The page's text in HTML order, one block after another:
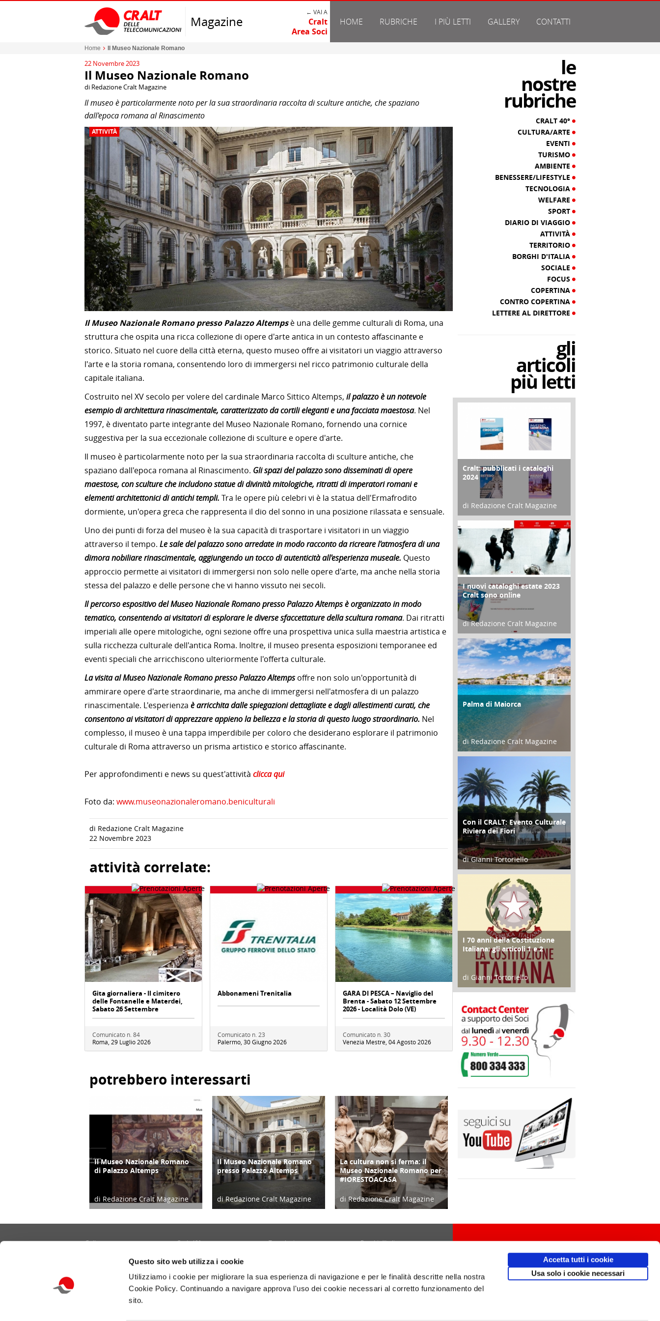
Questo sito web utilizza i cookie
Utilizziamo i cookie per migliorare la sua esperienza di navigazione e per le finalità descritte nella nostra
Cookie Policy. Continuando a navigare approva l'uso dei cookie necessari al corretto funzionamento del
sito.
Accetta tutti i cookie
Usa solo i cookie necessari
Magazine
← VAI A
Cralt
Area Soci
HOME RUBRICHE I PIÙ LETTI GALLERY CONTATTI
Home Il Museo Nazionale Romano
22 Novembre 2023
Il Museo Nazionale Romano
di Redazione Cralt Magazine
Il museo è particolarmente noto per la sua straordinaria raccolta di sculture antiche, che spaziano
dall'epoca romana al Rinascimento
ATTIVITÀ
Il Museo Nazionale Romano presso Palazzo Altempsè una delle gemme culturali di Roma, una
struttura che ospita una ricca collezione di opere d'arte antica in un contesto affascinante e
storico. Situato nel cuore della città eterna, questo museo offre ai visitatori un viaggio attraverso
l'arte e la storia romana, consentendo loro di immergersi nel ricco patrimonio culturale della
capitale italiana.
Costruito nel XV secolo per volere del cardinale Marco Sittico Altemps, il palazzo è un notevole
esempio di architettura rinascimentale, caratterizzato da cortili eleganti e una facciata maestosa. Nel
1997, è diventato parte integrante del Museo Nazionale Romano, fornendo una cornice
suggestiva per la sua eccezionale collezione di sculture e opere d'arte.
Il museo è particolarmente noto per la sua straordinaria raccolta di sculture antiche, che
spaziano dall'epoca romana al Rinascimento. Gli spazi del palazzo sono disseminati di opere
maestose, con sculture che includono statue di divinità mitologiche, ritratti di imperatori romani e
elementi architettonici di antichi templi. Tra le opere più celebri vi è la statua dell'Ermafrodito
dormiente, un'opera greca che rappresenta il dio del sonno in una posizione rilassata e sensuale.
Uno dei punti di forza del museo è la sua capacità di trasportare i visitatori in un viaggio
attraverso il tempo. Le sale del palazzo sono arredate in modo racconto da ricreare l'atmosfera di una
dimora nobiliare rinascimentale, aggiungendo un tocco di autenticità all'esperienza museale. Questo
approccio permette ai visitatori di immergersi non solo nelle opere d'arte, ma anche nella storia
stessa del palazzo e delle persone che vi hanno vissuto nei secoli.
Il percorso espositivo del Museo Nazionale Romano presso Palazzo Altemps è organizzato in modo
tematico, consentendo ai visitatori di esplorare le diverse sfaccettature della scultura romana. Dai ritratti
imperiali alle opere mitologiche, ogni sezione offre una prospettiva unica sulla maestria artistica e
sulla ricchezza culturale dell'antica Roma. Inoltre, il museo presenta esposizioni temporanee ed
eventi speciali che arricchiscono ulteriormente l'offerta culturale.
La visita al Museo Nazionale Romano presso Palazzo Altempsoffre non solo un'opportunità di
ammirare opere d'arte straordinarie, ma anche di immergersi nell'atmosfera di un palazzo
rinascimentale. L'esperienza è arricchita dalle spiegazioni dettagliate e dagli allestimenti curati, che
consentono ai visitatori di apprezzare appieno la bellezza e la storia di questo luogo straordinario. Nel
complesso, il museo è una tappa imperdibile per coloro che desiderano esplorare il patrimonio
culturale di Roma attraverso un prisma artistico e storico affascinante.
Per approfondimenti e news su quest'attività clicca qui
Foto da: www.museonazionaleromano.beniculturali
di Redazione Cralt Magazine
22 Novembre 2023
attività correlate:
Gita giornaliera - Il cimitero
delle Fontanelle e Materdei,
Sabato 26 Settembre
Comunicato n. 84
Roma, 29 Luglio 2026
Abbonameni Trenitalia
Comunicato n. 23
Palermo, 30 Giugno 2026
GARA DI PESCA – Naviglio del
Brenta - Sabato 12 Settembre
2026 - Località Dolo (VE)
Comunicato n. 30
Venezia Mestre, 04 Agosto 2026
potrebbero interessarti
ATTIVITÀ
Il Museo Nazionale Romano
di Palazzo Altemps
di Redazione Cralt Magazine
ATTIVITÀ
Il Museo Nazionale Romano
presso Palazzo Altemps
di Redazione Cralt Magazine
CULTURA/ARTE
La cultura non si ferma: il
Museo Nazionale Romano per
#IORESTOACASA
di Redazione Cralt Magazine
le
nostre
rubriche
CRALT 40°
CULTURA/ARTE
EVENTI
TURISMO
AMBIENTE
BENESSERE/LIFESTYLE
TECNOLOGIA
WELFARE
SPORT
DIARIO DI VIAGGIO
ATTIVITÀ
TERRITORIO
BORGHI D'ITALIA
SOCIALE
FOCUS
COPERTINA
CONTRO COPERTINA
LETTERE AL DIRETTORE
gli
articoli
più letti
COPERTINA
Cralt: pubblicati i cataloghi
2024
di Redazione Cralt Magazine
21 Novembre 2023
CONTRO COPERTINA
I nuovi cataloghi estate 2023
Cralt sono online
di Redazione Cralt Magazine
07 Marzo 2023
ATTIVITÀ
Palma di Maiorca
di Redazione Cralt Magazine
25 Giugno 2016
ATTIVITÀ
Con il CRALT: Evento Culturale
Riviera dei Fiori
di Gianni Tortoriello
16 Febbraio 2018
FOCUS
I 70 anni della Costituzione
Italiana: gli articoli 1 e 2
di Gianni Tortoriello
17 Marzo 2018
Gallery
Cralt 40°
Turismo
Tecnologia
Diario di Viaggio
Attività
Borghi d'Italia
Copertina